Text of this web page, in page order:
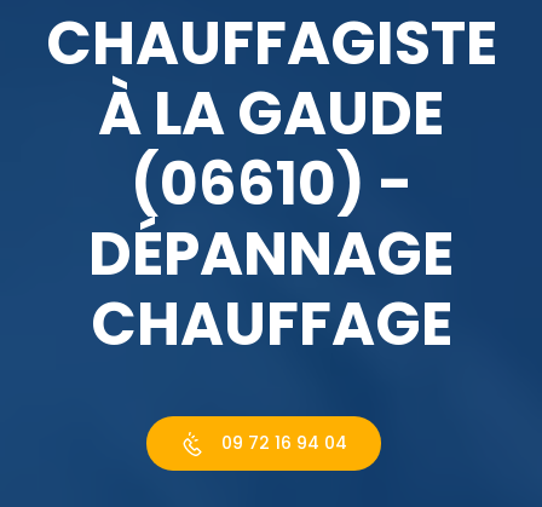
CHAUFFAGISTE
À LA GAUDE
(06610) -
DÉPANNAGE
CHAUFFAGE
09 72 16 94 04